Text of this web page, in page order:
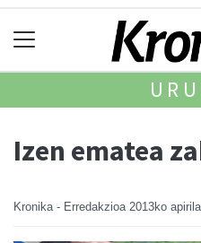
Izen ematea
Kronika - Erredakzioa 2013ko